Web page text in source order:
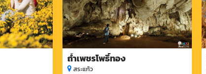
ถ้ำเพชรโพธิ์ทอง
สระแก้ว